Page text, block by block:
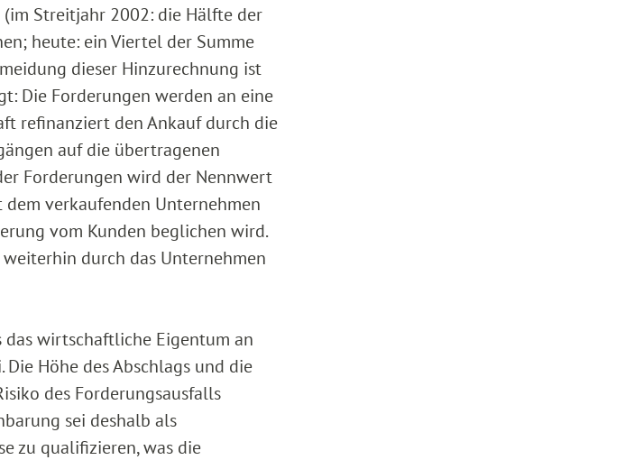
Streitjahr 2002: die Hälfte der
heute: ein Viertel der Summe
dieser Hinzurechnung ist
Die Forderungen werden an eine
refinanziert den Ankauf durch die
auf die übertragenen
Forderungen wird der Nennwert
verkaufenden Unternehmen
vom Kunden beglichen wird.
durch das Unternehmen
wirtschaftliche Eigentum an
Höhe des Abschlags und die
des Forderungsausfalls
sei deshalb als
zu qualifizieren, was die